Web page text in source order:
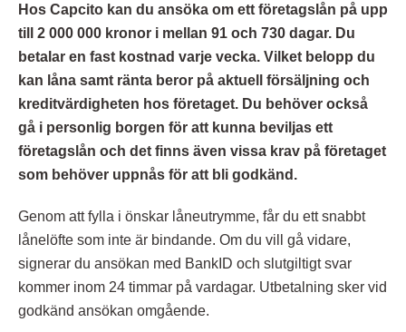
Hos Capcito kan du ansöka om ett företagslån på upp
till 2 000 000 kronor i mellan 91 och 730 dagar. Du
betalar en fast kostnad varje vecka. Vilket belopp du
kan låna samt ränta beror på aktuell försäljning och
kreditvärdigheten hos företaget. Du behöver också
gå i personlig borgen för att kunna beviljas ett
företagslån och det finns även vissa krav på företaget
som behöver uppnås för att bli godkänd.
Genom att fylla i önskar låneutrymme, får du ett snabbt
lånelöfte som inte är bindande. Om du vill gå vidare,
signerar du ansökan med BankID och slutgiltigt svar
kommer inom 24 timmar på vardagar. Utbetalning sker vid
godkänd ansökan omgående.